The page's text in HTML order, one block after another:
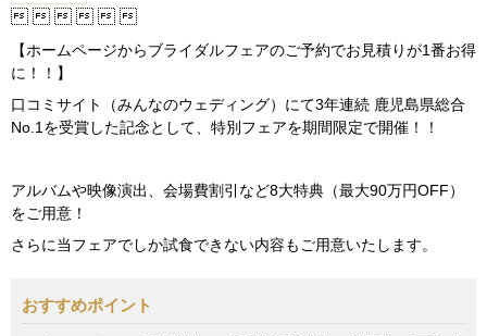
【ホームページからブライダルフェアのご予約でお見積りが1番お得
に！！】
口コミサイト（みんなのウェディング）にて3年連続 鹿児島県総合
No.1を受賞した記念として、特別フェアを期間限定で開催！！
アルバムや映像演出、会場費割引など8大特典（最大90万円OFF）
をご用意！
さらに当フェアでしか試食できない内容もご用意いたします。
おすすめポイント